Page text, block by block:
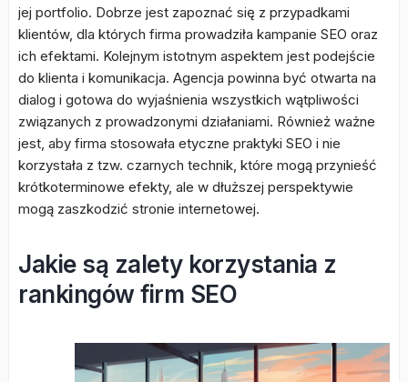
jej portfolio. Dobrze jest zapoznać się z przypadkami
klientów, dla których firma prowadziła kampanie SEO oraz
ich efektami. Kolejnym istotnym aspektem jest podejście
do klienta i komunikacja. Agencja powinna być otwarta na
dialog i gotowa do wyjaśnienia wszystkich wątpliwości
związanych z prowadzonymi działaniami. Również ważne
jest, aby firma stosowała etyczne praktyki SEO i nie
korzystała z tzw. czarnych technik, które mogą przynieść
krótkoterminowe efekty, ale w dłuższej perspektywie
mogą zaszkodzić stronie internetowej.
Jakie są zalety korzystania z
rankingów firm SEO